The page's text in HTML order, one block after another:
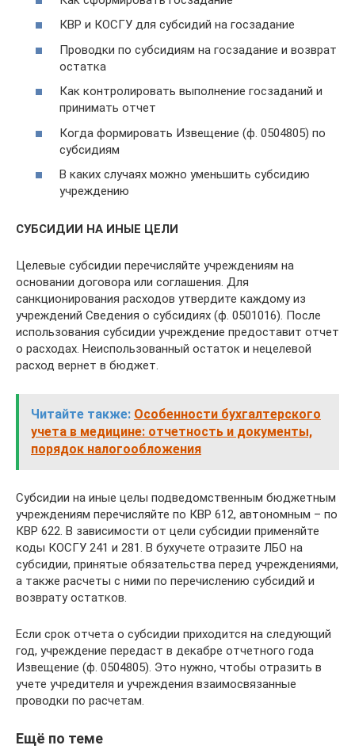
КВР и КОСГУ для субсидий на госзадание
Проводки по субсидиям на госзадание и возврат
остатка
Как контролировать выполнение госзаданий и
принимать отчет
Когда формировать Извещение (ф. 0504805) по
субсидиям
В каких случаях можно уменьшить субсидию
учреждению
СУБСИДИИ НА ИНЫЕ ЦЕЛИ
Целевые субсидии перечисляйте учреждениям на
основании договора или соглашения. Для
санкционирования расходов утвердите каждому из
учреждений Сведения о субсидиях (ф. 0501016). После
использования субсидии учреждение предоставит отчет
о расходах. Неиспользованный остаток и нецелевой
расход вернет в бюджет.
Читайте также: Особенности бухгалтерского
учета в медицине: отчетность и документы,
порядок налогообложения
Субсидии на иные целы подведомственным бюджетным
учреждениям перечисляйте по КВР 612, автономным – по
КВР 622. В зависимости от цели субсидии применяйте
коды КОСГУ 241 и 281. В бухучете отразите ЛБО на
субсидии, принятые обязательства перед учреждениями,
а также расчеты с ними по перечислению субсидий и
возврату остатков.
Если срок отчета о субсидии приходится на следующий
год, учреждение передаст в декабре отчетного года
Извещение (ф. 0504805). Это нужно, чтобы отразить в
учете учредителя и учреждения взаимосвязанные
проводки по расчетам.
Ещё по теме